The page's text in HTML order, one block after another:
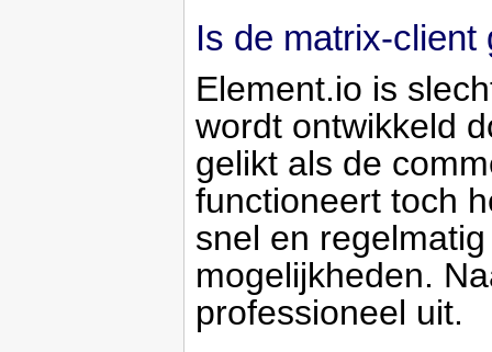
Is de matrix-
Element.io is
wordt ontwikkeld
gelikt als de
functioneert toch
snel en
mogelijkheden.
professioneel uit.